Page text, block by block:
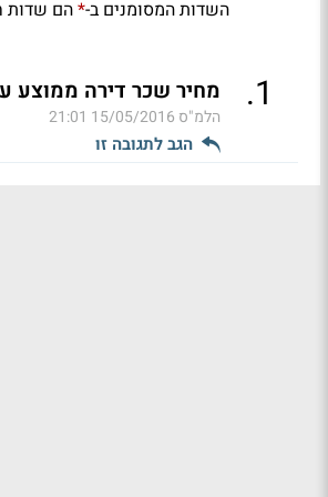
השדות המסומנים ב-*הם שדות
1
. מחיר שכר דירה ממוצע עלה מ 3,700 ל 3,714 שקל
הלמ"ס 15/05/2016 21:01
הגב לתגובה זו